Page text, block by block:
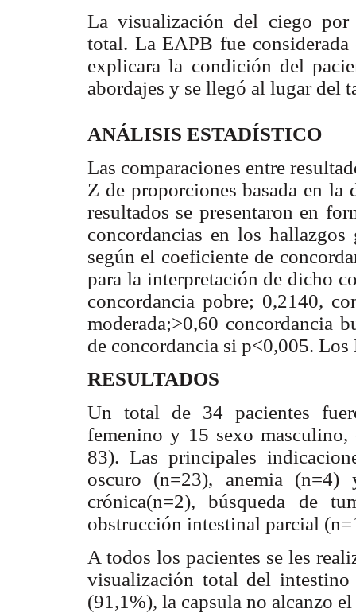
La visualización del ciego por
total. La EAPB fue considerada
explicara la condición del
abordajes y se llegó al lugar del
ANÁLISIS ESTADÍSTICO
Las comparaciones entre
Z de proporciones basada en
resultados se presentaron en
concordancias en los
según el coeficiente de
para la interpretación de dicho
concordancia pobre; 0,2140,
moderada;>0,60 concordancia
de concordancia si p<0,005.
RESULTADOS
Un total de 34 pacientes
femenino y 15 sexo
83). Las principales
oscuro (n=23), anemia (n=4)
crónica(n=2), búsqueda de
obstrucción intestinal parcial
A todos los pacientes se les
visualización total del
(91,1%), la capsula no alcanzo